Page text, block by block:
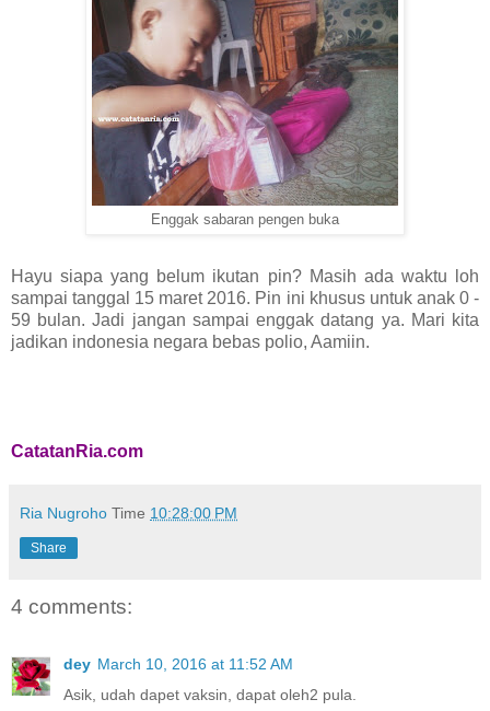
Enggak sabaran pengen buka
Hayu siapa yang belum ikutan pin? Masih ada waktu loh
sampai tanggal 15 maret 2016. Pin ini khusus untuk anak 0 -
59 bulan. Jadi jangan sampai enggak datang ya. Mari kita
jadikan indonesia negara bebas polio, Aamiin.
CatatanRia.com
Ria Nugroho Time 10:28:00 PM
Share
4 comments:
dey March 10, 2016 at 11:52 AM
Asik, udah dapet vaksin, dapat oleh2 pula.